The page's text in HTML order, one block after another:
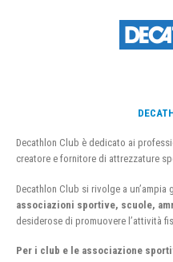
Decathlon Club è dedicato ai
creatore e fornitore di attrezzature
Decathlon Club si rivolge a un’ampia
associazioni sportive, scuole,
desiderose di promuovere l’attività
Per i club e le associazione